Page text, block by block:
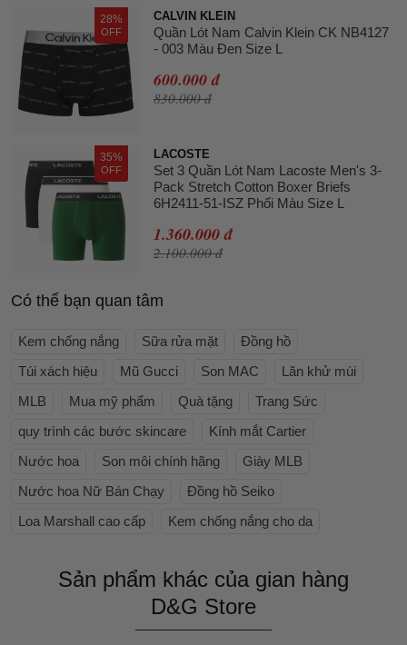
28%
OFF
CALVIN KLEIN
Quần Lót Nam Calvin Klein CK NB4127
- 003 Màu Đen Size L
600.000 đ
830.000 đ
35%
OFF
LACOSTE
Set 3 Quần Lót Nam Lacoste Men's 3-
Pack Stretch Cotton Boxer Briefs
6H2411-51-ISZ Phối Màu Size L
1.360.000 đ
2.100.000 đ
Có thể bạn quan tâm
Kem chống nắng Sữa rửa mặt
Đồng hồ
Túi xách hiệu
Mũ Gucci Son MAC
Lăn khử mùi
MLB
Mua mỹ phẩm Quà tặng
Trang Sức
quy trình các bước skincare
Kính mắt Cartier
Nước hoa
Son môi chính hãng
Giày MLB
Nước hoa Nữ Bán Chạy
Đồng hồ Seiko
Loa Marshall cao cấp
Kem chống nắng cho da
Sản phẩm khác của gian hàng
D&G Store